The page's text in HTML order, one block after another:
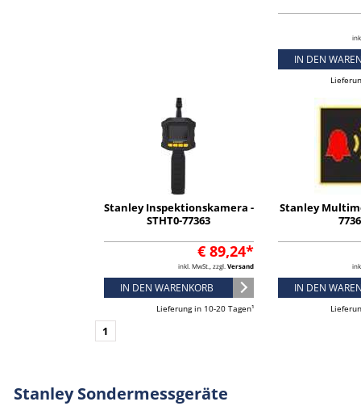
IN DEN
Stanley Inspektionskamera -
STHT0-77363
€ 89,24*
inkl. MwSt., zzgl. Versand
IN DEN WARENKORB
Lieferung in 10-20 Tagen¹
Stanley
IN DEN
1
Stanley Sondermessgeräte